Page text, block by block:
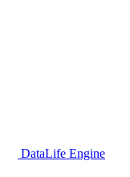
DataLife Engine